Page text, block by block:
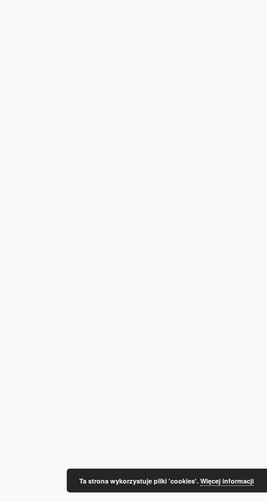
Ta strona wykorzystuje pliki 'cookies'. Więcej informacji